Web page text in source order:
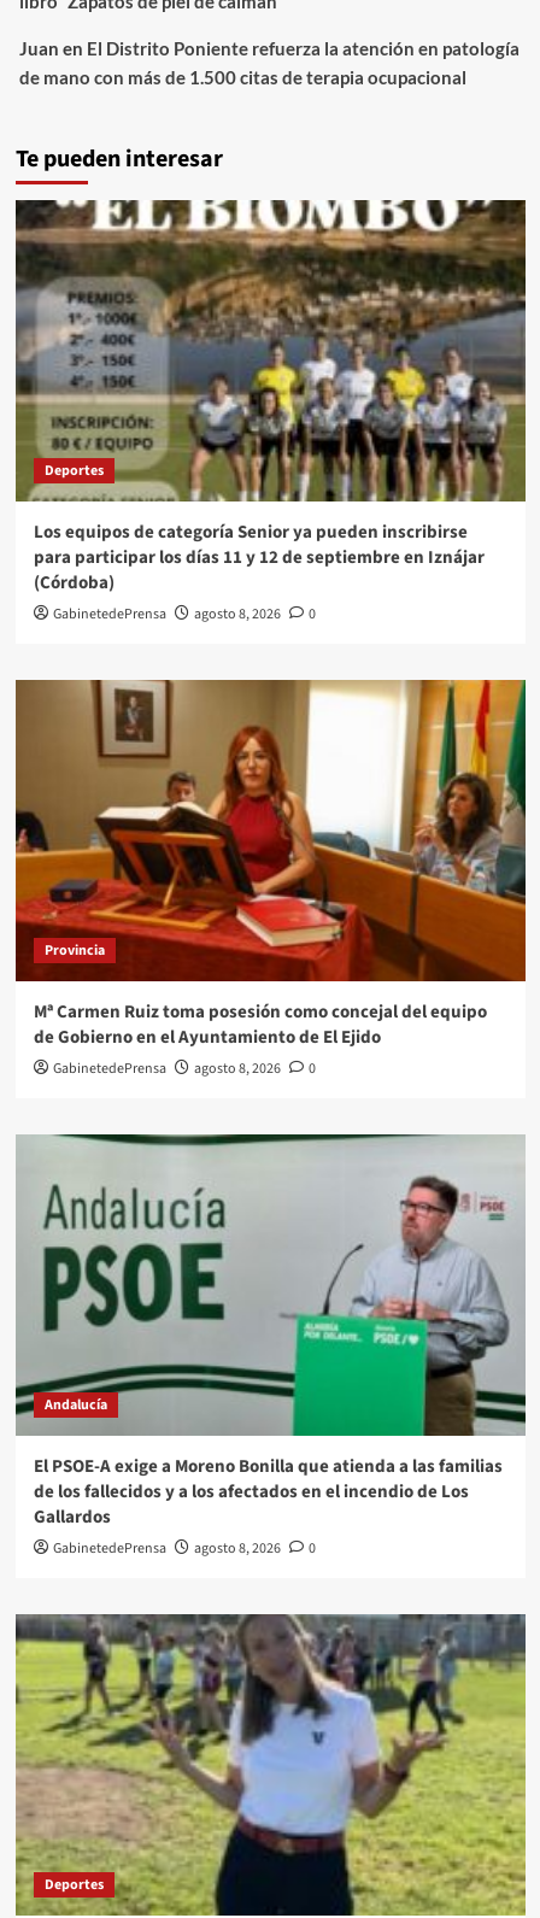
Juan en El Distrito Poniente refuerza la atención en patología
de mano con más de 1.500 citas de terapia ocupacional
Te pueden interesar
Deportes
Los equipos de categoría Senior ya pueden inscribirse
para participar los días 11 y 12 de septiembre en Iznájar
(Córdoba)
GabinetedePrensa agosto 8, 2026 0
Provincia
Mª Carmen Ruiz toma posesión como concejal del equipo
de Gobierno en el Ayuntamiento de El Ejido
GabinetedePrensa agosto 8, 2026 0
Andalucía
El PSOE-A exige a Moreno Bonilla que atienda a las familias
de los fallecidos y a los afectados en el incendio de Los
Gallardos
GabinetedePrensa agosto 8, 2026 0
Deportes